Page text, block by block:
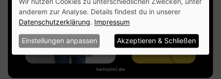
anderem zur Analyse. Details findest du in unserer
Datenschutzerklärung. Impressum
Einstellungen anpassen Akzeptieren & Schließen